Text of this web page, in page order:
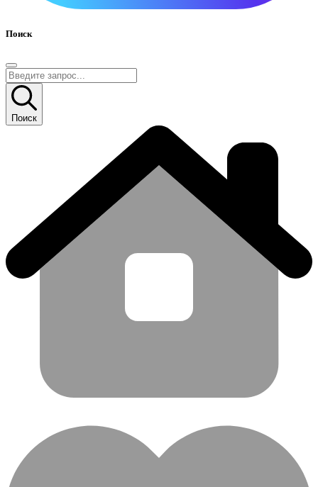
Поиск
Поиск